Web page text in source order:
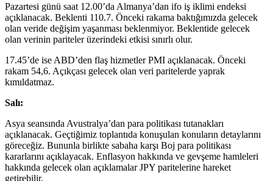
Pazartesi günü saat 12.00’da Almanya’dan ifo iş iklimi endeksi
açıklanacak. Beklenti 110.7. Önceki rakama baktığımızda gelecek
olan veride değişim yaşanması beklenmiyor. Beklentide gelecek
olan verinin pariteler üzerindeki etkisi sınırlı olur.
17.45’de ise ABD’den flaş hizmetler PMI açıklanacak. Önceki
rakam 54,6. Açıkçası gelecek olan veri paritelerde yaprak
kımıldatmaz.
Salı:
Asya seansında Avustralya’dan para politikası tutanakları
açıklanacak. Geçtiğimiz toplantıda konuşulan konuların detaylarını
göreceğiz. Bununla birlikte sabaha karşı Boj para politikası
kararlarını açıklayacak. Enflasyon hakkında ve gevşeme hamleleri
hakkında gelecek olan açıklamalar JPY paritelerine hareket
getirebilir.